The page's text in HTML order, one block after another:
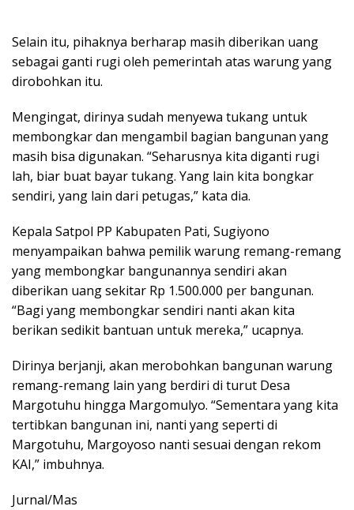
Selain itu, pihaknya berharap masih diberikan uang
sebagai ganti rugi oleh pemerintah atas warung yang
dirobohkan itu.
Mengingat, dirinya sudah menyewa tukang untuk
membongkar dan mengambil bagian bangunan yang
masih bisa digunakan. “Seharusnya kita diganti rugi
lah, biar buat bayar tukang. Yang lain kita bongkar
sendiri, yang lain dari petugas,” kata dia.
Kepala Satpol PP Kabupaten Pati, Sugiyono
menyampaikan bahwa pemilik warung remang-remang
yang membongkar bangunannya sendiri akan
diberikan uang sekitar Rp 1.500.000 per bangunan.
“Bagi yang membongkar sendiri nanti akan kita
berikan sedikit bantuan untuk mereka,” ucapnya.
Dirinya berjanji, akan merobohkan bangunan warung
remang-remang lain yang berdiri di turut Desa
Margotuhu hingga Margomulyo. “Sementara yang kita
tertibkan bangunan ini, nanti yang seperti di
Margotuhu, Margoyoso nanti sesuai dengan rekom
KAI,” imbuhnya.
Jurnal/Mas